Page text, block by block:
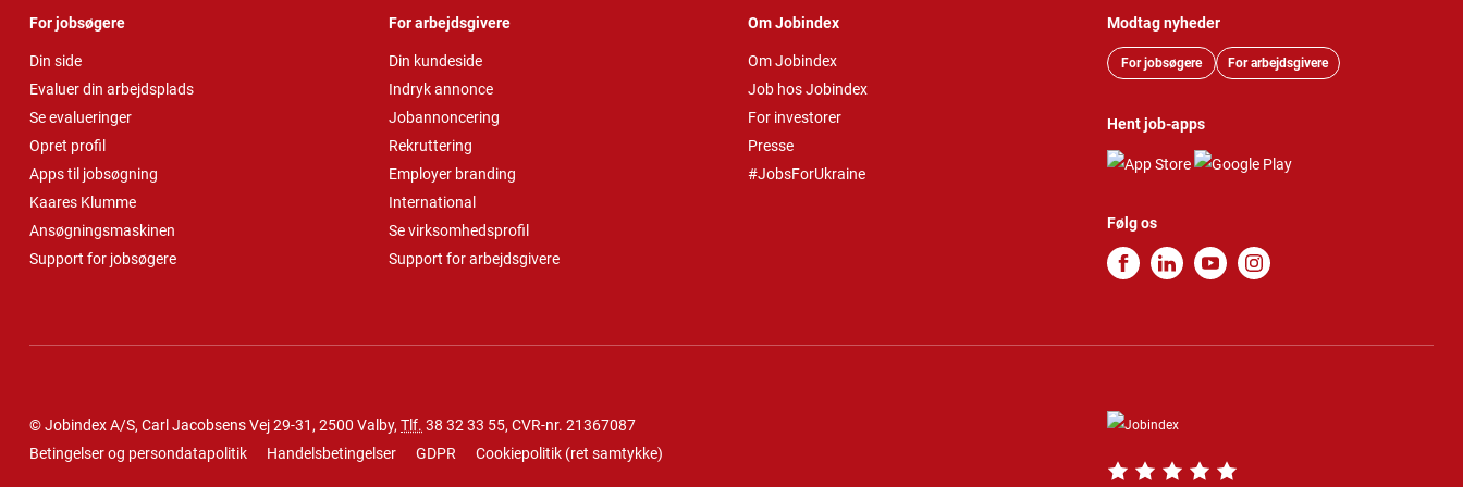
For jobsøgere
Din side
Evaluer din arbejdsplads
Se evalueringer
Opret profil
Apps til jobsøgning
Kaares Klumme
Ansøgningsmaskinen
Support for jobsøgere
For arbejdsgivere
Din kundeside
Indryk annonce
Jobannoncering
Rekruttering
Employer branding
International
Se virksomhedsprofil
Support for arbejdsgivere
Om Jobindex
Om Jobindex
Job hos Jobindex
For investorer
Presse
#JobsForUkraine
Modtag nyheder
For jobsøgere For arbejdsgivere
Hent job-apps
Følg os
© Jobindex A/S, Carl Jacobsens Vej 29-31, 2500 Valby, Tlf. 38 32 33 55, CVR-nr. 21367087
Betingelser og persondatapolitik
Handelsbetingelser GDPR Cookiepolitik (ret samtykke)